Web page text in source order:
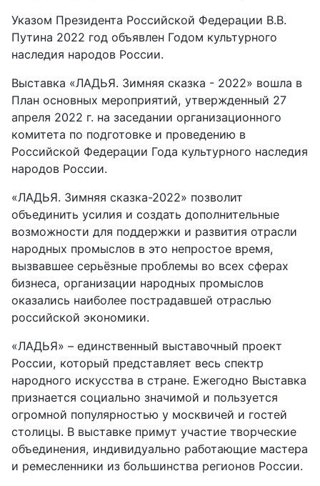
Указом Президента Российской Федерации В.В.
Путина 2022 год объявлен Годом культурного
наследия народов России.
Выставка «ЛАДЬЯ. Зимняя сказка - 2022» вошла в
План основных мероприятий, утвержденный 27
апреля 2022 г. на заседании организационного
комитета по подготовке и проведению в
Российской Федерации Года культурного наследия
народов России.
«ЛАДЬЯ. Зимняя сказка-2022» позволит
объединить усилия и создать дополнительные
возможности для поддержки и развития отрасли
народных промыслов в это непростое время,
вызвавшее серьёзные проблемы во всех сферах
бизнеса, организации народных промыслов
оказались наиболее пострадавшей отраслью
российской экономики.
«ЛАДЬЯ» – единственный выставочный проект
России, который представляет весь спектр
народного искусства в стране. Ежегодно Выставка
признается социально значимой и пользуется
огромной популярностью у москвичей и гостей
столицы. В выставке примут участие творческие
объединения, индивидуально работающие мастера
и ремесленники из большинства регионов России.